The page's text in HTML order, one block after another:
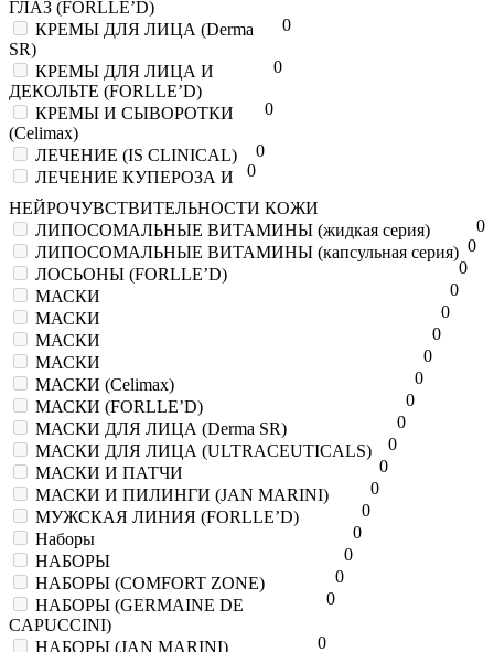
ГЛАЗ (FORLLE’D)
0
КРЕМЫ ДЛЯ ЛИЦА (Derma
SR)
0
КРЕМЫ ДЛЯ ЛИЦА И
ДЕКОЛЬТЕ (FORLLE’D)
0
КРЕМЫ И СЫВОРОТКИ
(Celimax)
0
ЛЕЧЕНИЕ (IS CLINICAL)
0
ЛЕЧЕНИЕ КУПЕРОЗА И
НЕЙРОЧУВСТВИТЕЛЬНОСТИ КОЖИ
0
ЛИПОСОМАЛЬНЫЕ ВИТАМИНЫ (жидкая серия)
0
ЛИПОСОМАЛЬНЫЕ ВИТАМИНЫ (капсульная серия)
0
ЛОСЬОНЫ (FORLLE’D)
0
МАСКИ
0
МАСКИ
0
МАСКИ
0
МАСКИ
0
МАСКИ (Celimax)
0
МАСКИ (FORLLE’D)
0
МАСКИ ДЛЯ ЛИЦА (Derma SR)
0
МАСКИ ДЛЯ ЛИЦА (ULTRACEUTICALS)
0
МАСКИ И ПАТЧИ
0
МАСКИ И ПИЛИНГИ (JAN MARINI)
0
МУЖСКАЯ ЛИНИЯ (FORLLE’D)
0
Наборы
0
НАБОРЫ
0
НАБОРЫ (COMFORT ZONE)
0
НАБОРЫ (GERMAINE DE
CAPUCCINI)
0
НАБОРЫ (JAN MARINI)